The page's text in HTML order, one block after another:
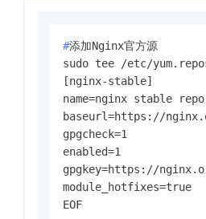
#添加Nginx官方源
sudo tee /etc/
[nginx-stable]
name=nginx stable repo
baseurl=https://
gpgcheck=1
enabled=1
gpgkey=https://
module_hotfixes=true